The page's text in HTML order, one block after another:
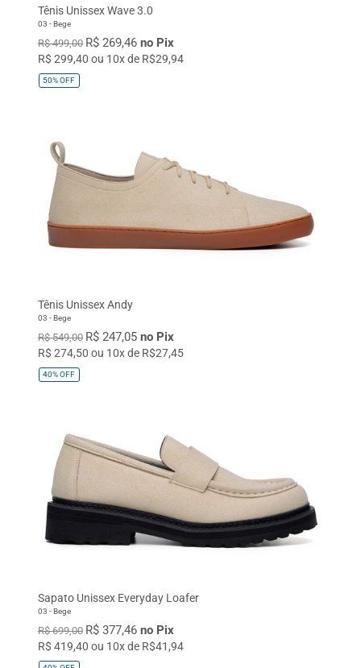
Tênis Unissex Wave 3.0
03 - Bege
R$ 499,00 R$ 269,46 no Pix
R$ 299,40 ou 10x de R$29,94
50%OFF
Tênis Unissex Andy
03 - Bege
R$ 549,00 R$ 247,05 no Pix
R$ 274,50 ou 10x de R$27,45
40%OFF
Sapato Unissex Everyday Loafer
03 - Bege
R$ 699,00 R$ 377,46 no Pix
R$ 419,40 ou 10x de R$41,94